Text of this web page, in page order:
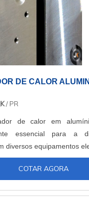
DE CALOR
/ PR
de calor em
essencial para a
diversos equipamentos
COTAR AGORA